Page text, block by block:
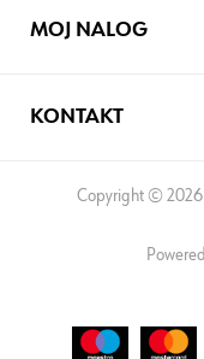
MOJ NALOG
KONTAKT
Copyright © 2026